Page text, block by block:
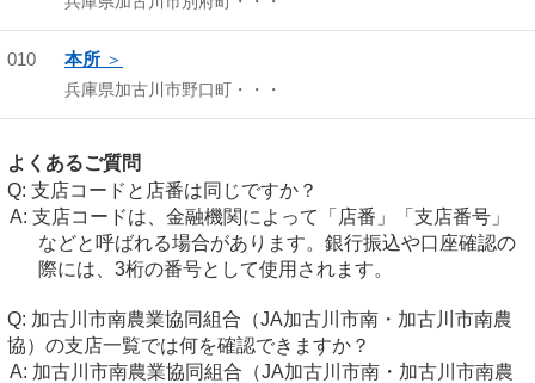
010 本所
兵庫県加古川市野口町・・・
よくあるご質問
支店コードと店番は同じですか？
支店コードは、金融機関によって「店番」「支店番号」
などと呼ばれる場合があります。銀行振込や口座確認の
際には、3桁の番号として使用されます。
加古川市南農業協同組合（JA加古川市南・加古川市南農
協）の支店一覧では何を確認できますか？
加古川市南農業協同組合（JA加古川市南・加古川市南農